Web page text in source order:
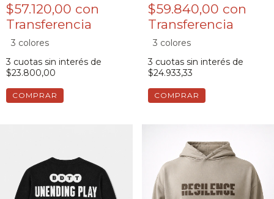
$57.120,00 con
3 colores
3 cuotas sin interés de
$23.800,00
COMPRAR
$59.840,00 con
3 colores
3 cuotas sin interés de
$24.933,33
COMPRAR